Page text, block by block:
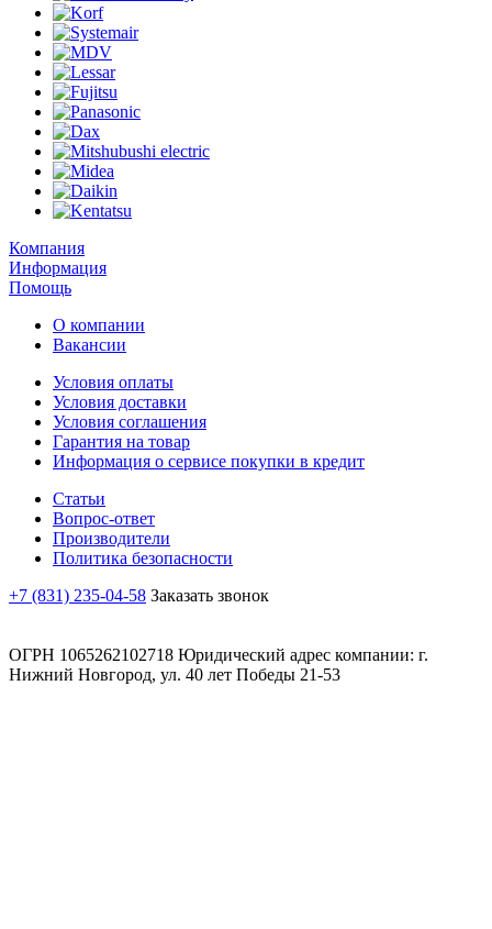
Компания
Информация
Помощь
О компании
Вакансии
Условия оплаты
Условия доставки
Условия соглашения
Гарантия на товар
Информация о сервисе покупки в кредит
Статьи
Вопрос-ответ
Производители
Политика безопасности
+7 (831) 235-04-58 Заказать звонок
ОГРН 1065262102718 Юридический адрес компании: г.
Нижний Новгород, ул. 40 лет Победы 21-53